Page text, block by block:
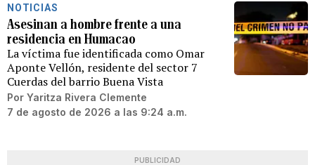
NOTICIAS
Asesinan a hombre frente a una
residencia en Humacao
La víctima fue identificada como Omar
Aponte Vellón, residente del sector 7
Cuerdas del barrio Buena Vista
Por Yaritza Rivera Clemente
7 de agosto de 2026 a las 9:24 a.m.
PUBLICIDAD